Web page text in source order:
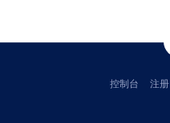
控制台 注册